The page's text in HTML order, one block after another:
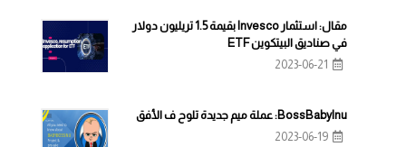
مقال: استثمار Invesco بقيمة 1.5 تريليون دولار
في صناديق البيتكوين ETF
2023-06-21
BossBabyInu: عملة ميم جديدة تلوح ف الأفق
2023-06-19